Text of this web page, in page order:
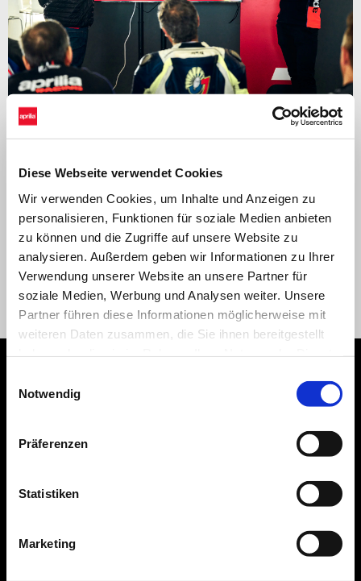
Diese Webseite verwendet Cookies
Wir verwenden Cookies, um Inhalte und Anzeigen zu
personalisieren, Funktionen für soziale Medien anbieten
zu können und die Zugriffe auf unsere Website zu
analysieren. Außerdem geben wir Informationen zu Ihrer
Verwendung unserer Website an unsere Partner für
soziale Medien, Werbung und Analysen weiter. Unsere
Partner führen diese Informationen möglicherweise mit
weiteren Daten zusammen, die Sie ihnen bereitgestellt
Notwendig
Präferenzen
Statistiken
Marketing
weltbesten Fahrer als Coaches zu teilen, angefangen mit der
MotoGP-Legende Max Biaggi. Der Gewinner von vier
Weltmeistertiteln in der 250er-Klasse und zweifache Superbike-
Weltmeister auf einer Aprilia RSV4 wird von einer Reihe anderer
Aprilia Racing-Fahrer und -Champions begleitet.